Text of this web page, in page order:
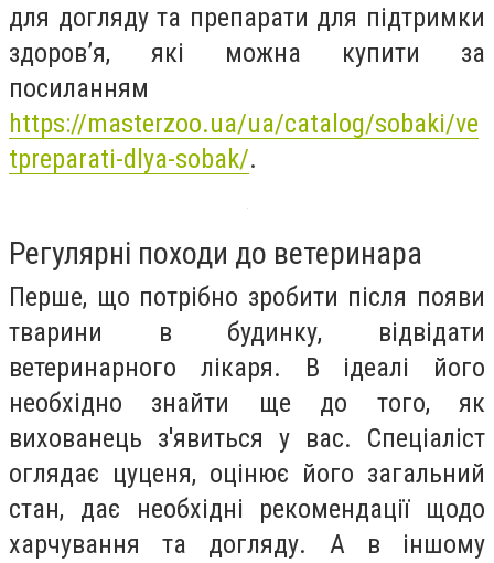
для догляду та препарати для підтримки
здоров’я, які можна купити за
посиланням
https://masterzoo.ua/ua/catalog/sobaki/ve
tpreparati-dlya-sobak/.
Регулярні походи до ветеринара
Перше, що потрібно зробити після появи
тварини в будинку, відвідати
ветеринарного лікаря. В ідеалі його
необхідно знайти ще до того, як
вихованець з'явиться у вас. Спеціаліст
оглядає цуценя, оцінює його загальний
стан, дає необхідні рекомендації щодо
харчування та догляду. А в іншому